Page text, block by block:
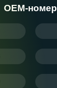
ОЕМ-номер